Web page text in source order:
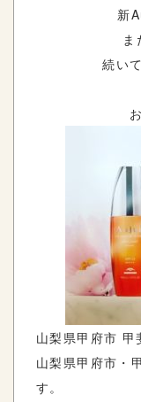
新
ま
続い
山梨県甲府市 甲
山梨県甲府市・
す。